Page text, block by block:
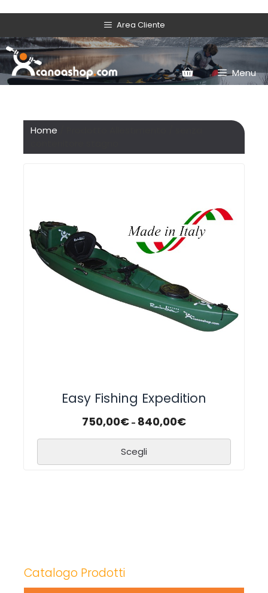
Area Cliente
Menu
Home
Easy Fishing Expedition
750,00€ - 840,00€
Scegli
Catalogo Prodotti